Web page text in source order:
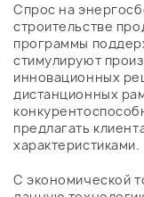
Спрос на
строительстве
программы
стимулируют
инновационных
дистанционных
предлагать
характеристиками.
С экономической